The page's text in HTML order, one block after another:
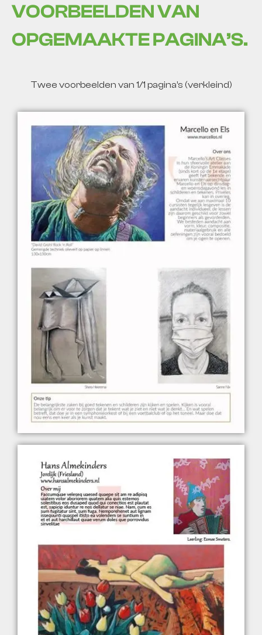
VOORBEELDEN VAN
OPGEMAAKTE PAGINA’S.
Twee voorbeelden van 1/1 pagina’s (verkleind)